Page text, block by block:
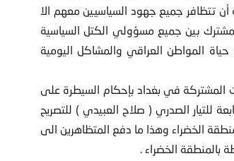
أن تتظافر جميع جهود السياسيين معهم الا
بين جميع مسؤولي الكتل السياسية
المواطن العراقي والمشاكل اليومية
المشتركة في بغداد بإحكام السيطرة على
للتيار الصدري ( صلاح العبيدي ) للتصريح
ابواب المنطقة الخضراء وهذا ما دفع المتظاهرين الى
بالمنطقة الخضراء .